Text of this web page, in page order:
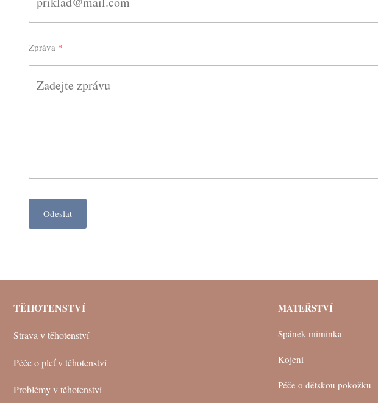
Zpráva
Odeslat
TĚHOTENSTVÍ
Strava v těhotenství
Péče o pleť v těhotenství
Problémy v těhotenství
MATEŘSTVÍ
Spánek miminka
Kojení
Péče o dětskou pokožku